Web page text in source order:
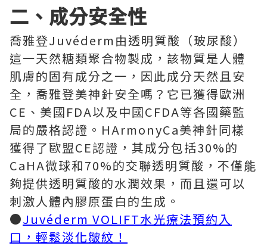
二、成分安全性
喬雅登Juvéderm由透明質酸（玻尿酸）
這一天然糖類聚合物製成，該物質是人體
肌膚的固有成分之一，因此成分天然且安
全，喬雅登美神針安全嗎？它已獲得歐洲
CE、美國FDA以及中國CFDA等各國藥監
局的嚴格認證。HArmonyCa美神針同樣
獲得了歐盟CE認證，其成分包括30%的
CaHA微球和70%的交聯透明質酸，不僅能
夠提供透明質酸的水潤效果，而且還可以
刺激人體內膠原蛋白的生成。
●Juvéderm VOLIFT水光療法預約入
口，輕鬆淡化皺紋！